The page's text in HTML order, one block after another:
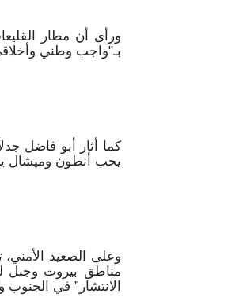
ورأى أن مطار
بـ"واجب وطني
كما أثار أبو فاضل
يحب أنطون وميشال
وعلى الصعيد
مناطق بيروت وجبل
الانتشار” في الجنوب